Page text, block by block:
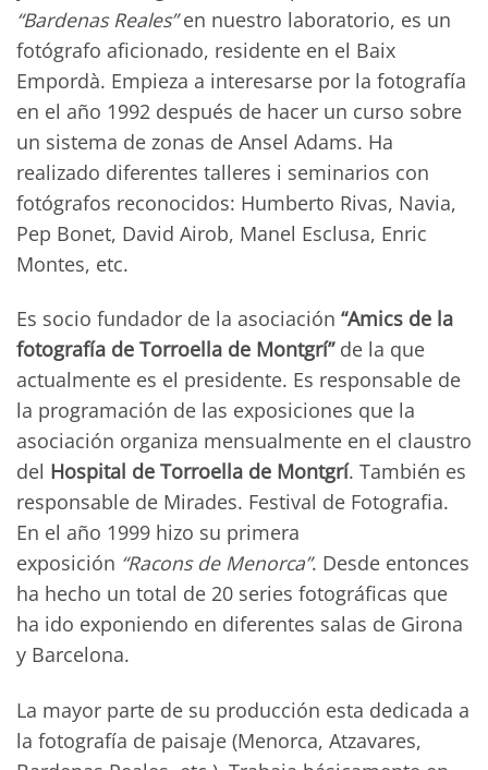
“Bardenas Reales”en nuestro laboratorio, es un
fotógrafo aficionado, residente en el Baix
Empordà. Empieza a interesarse por la fotografía
en el año 1992 después de hacer un curso sobre
un sistema de zonas de Ansel Adams. Ha
realizado diferentes talleres i seminarios con
fotógrafos reconocidos: Humberto Rivas, Navia,
Pep Bonet, David Airob, Manel Esclusa, Enric
Montes, etc.
Es socio fundador de la asociación “Amics de la
fotografía de Torroella de Montgrí”de la que
actualmente es el presidente. Es responsable de
la programación de las exposiciones que la
asociación organiza mensualmente en el claustro
del Hospital de Torroella de Montgrí. También es
responsable de Mirades. Festival de Fotografia.
En el año 1999 hizo su primera
exposición “Racons de Menorca”. Desde entonces
ha hecho un total de 20 series fotográficas que
ha ido exponiendo en diferentes salas de Girona
y Barcelona.
La mayor parte de su producción esta dedicada a
la fotografía de paisaje (Menorca, Atzavares,